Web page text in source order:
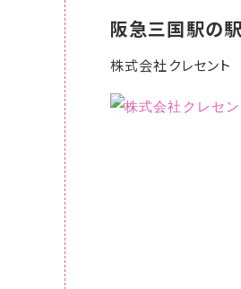
阪急三国駅の
株式会社クレセント